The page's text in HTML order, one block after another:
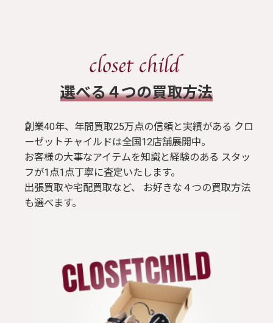
​選べる４つの買取方法
創業40年、年間買取25万点の信頼と実績がある クロ
ーゼットチャイルドは全国12店舗展開中。
お客様の大事なアイテムを知識と経験のある スタッ
フが1点1点丁寧に査定いたします。
出張買取や宅配買取など、 お好きな４つの買取方法
も選べます。